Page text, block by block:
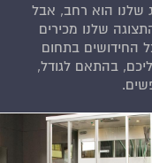
שלנו הוא רחב, אבל
שלנו מכירים
החידושים בתחום
בהתאם לגודל,